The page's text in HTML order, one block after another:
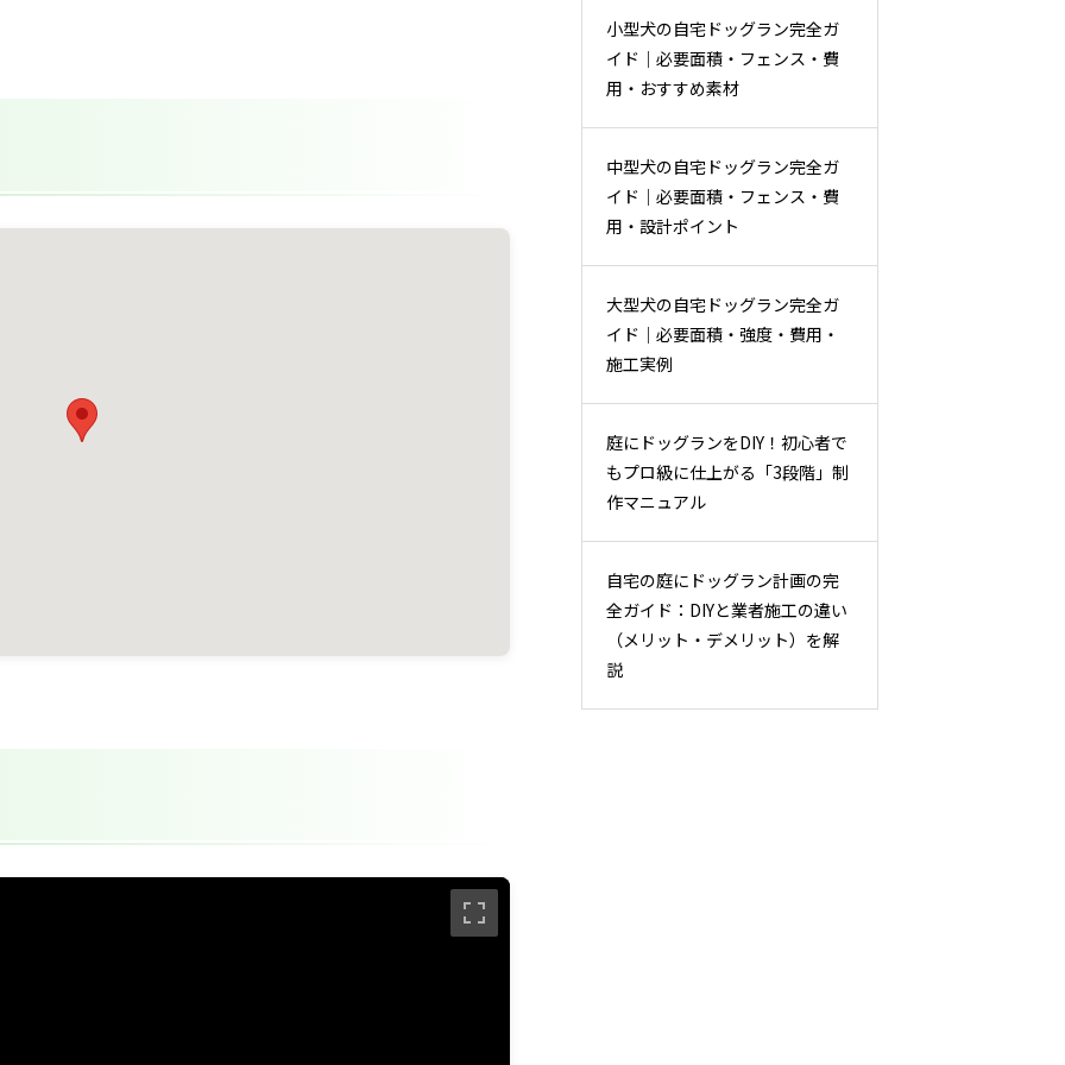
小型犬の自宅ドッグラン完全ガ
イド｜必要面積・フェンス・費
用・おすすめ素材
中型犬の自宅ドッグラン完全ガ
イド｜必要面積・フェンス・費
用・設計ポイント
大型犬の自宅ドッグラン完全ガ
イド｜必要面積・強度・費用・
施工実例
庭にドッグランをDIY！初心者で
もプロ級に仕上がる「3段階」制
作マニュアル
自宅の庭にドッグラン計画の完
全ガイド：DIYと業者施工の違い
（メリット・デメリット）を解
説